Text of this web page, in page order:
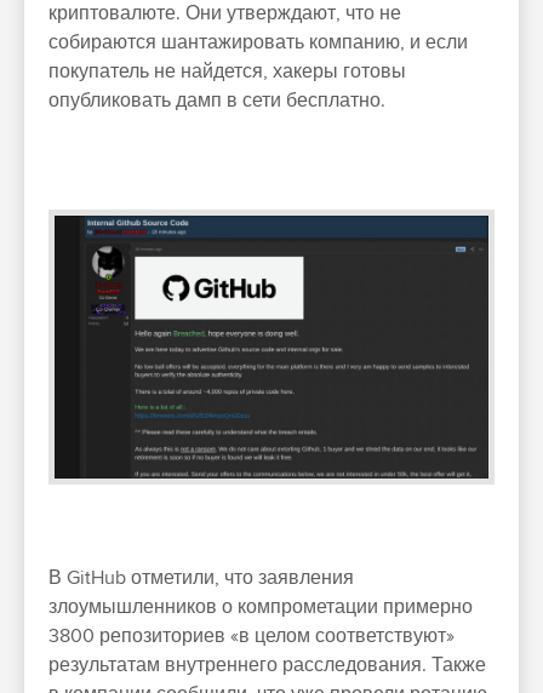
криптовалюте. Они утверждают, что не
собираются шантажировать компанию, и если
покупатель не найдется, хакеры готовы
опубликовать дамп в сети бесплатно.
В GitHub отметили, что заявления
злоумышленников о компрометации примерно
3800 репозиториев «в целом соответствуют»
результатам внутреннего расследования. Также